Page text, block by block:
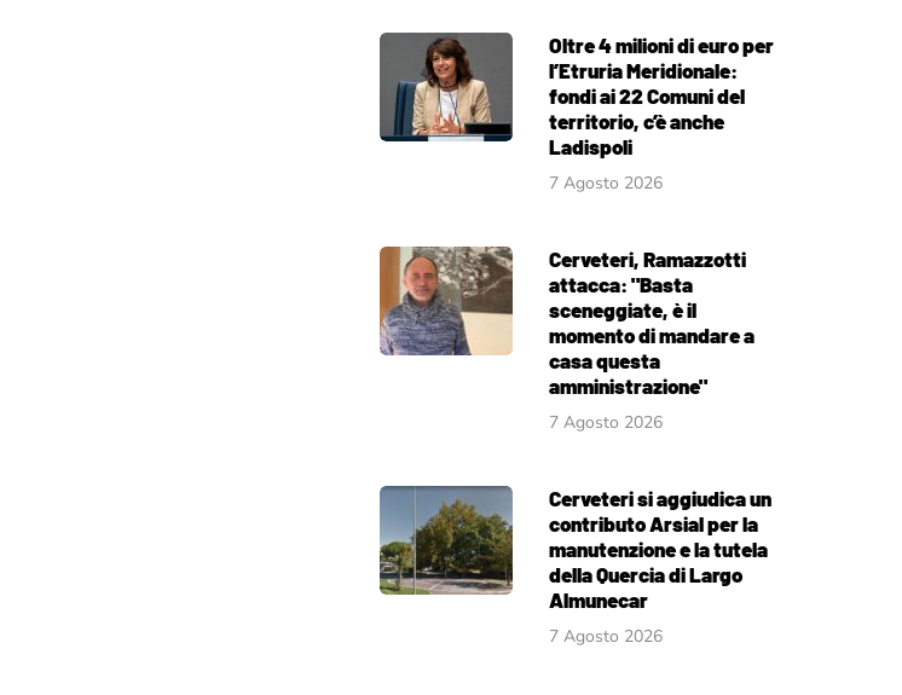
Oltre 4 milioni di euro per
l’Etruria Meridionale:
fondi ai 22 Comuni del
territorio, c’è anche
Ladispoli
7 Agosto 2026
Cerveteri, Ramazzotti
attacca: "Basta
sceneggiate, è il
momento di mandare a
casa questa
amministrazione"
7 Agosto 2026
Cerveteri si aggiudica un
contributo Arsial per la
manutenzione e la tutela
della Quercia di Largo
Almunecar
7 Agosto 2026